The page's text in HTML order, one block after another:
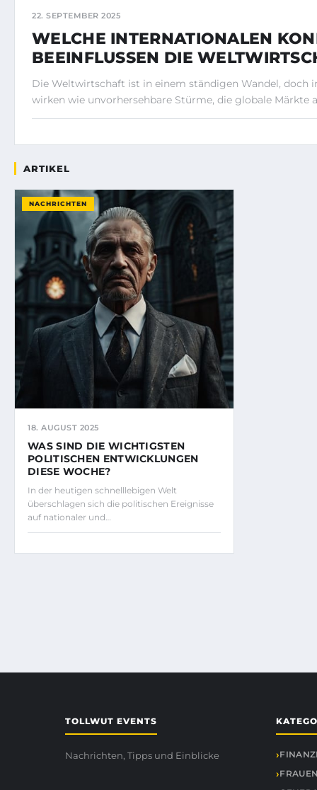
22. SEPTEMBER 2025
WELCHE INTERNATIONALEN
BEEINFLUSSEN DIE
Die Weltwirtschaft ist in einem ständigen Wandel, doch
wirken wie unvorhersehbare Stürme, die globale Märkte
ARTIKEL
NACHRICHTEN
18. AUGUST 2025
WAS SIND DIE WICHTIGSTEN
POLITISCHEN ENTWICKLUNGEN
DIESE WOCHE?
In der heutigen schnelllebigen Welt
überschlagen sich die politischen Ereignisse
auf nationaler und…
TOLLWUT EVENTS
Nachrichten, Tipps und Einblicke